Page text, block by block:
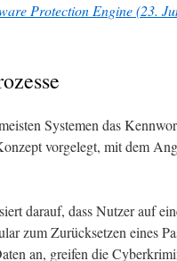
Protection Engine (23.
Systemen das
vorgelegt, mit dem
darauf, dass Nutzer auf
zum Zurücksetzen eines
an, greifen die